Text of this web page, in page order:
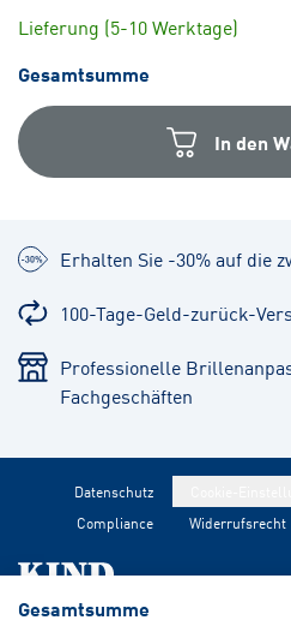
Lieferung (5-10 Werktage)
Gesamtsumme
In den
Gesamtsumme
Erhalten Sie -30% auf die
100-Tage-Geld-zurück-
Professionelle
Fachgeschäften
Datenschutz
Compliance
Widerrufsrecht